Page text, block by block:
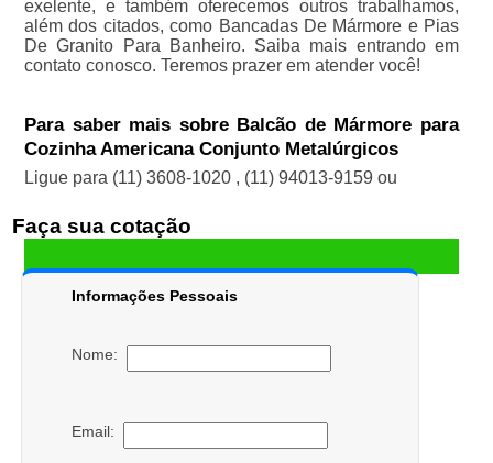
exelente, e também oferecemos outros trabalhamos,
além dos citados, como Bancadas De Mármore e Pias
De Granito Para Banheiro. Saiba mais entrando em
contato conosco. Teremos prazer em atender você!
Para saber mais sobre Balcão de Mármore para
Cozinha Americana Conjunto Metalúrgicos
Ligue para (11) 3608-1020 , (11) 94013-9159 ou
Faça sua cotação
Informações Pessoais
Nome:
Email: